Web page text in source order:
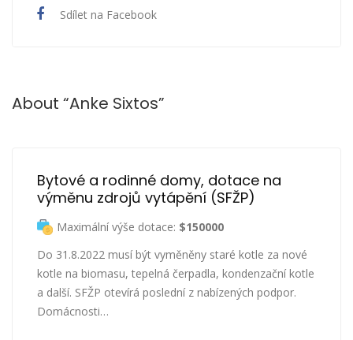
Sdílet na Facebook
About “Anke Sixtos”
Bytové a rodinné domy, dotace na
výměnu zdrojů vytápění (SFŽP)
Maximální výše dotace: $150000
Do 31.8.2022 musí být vyměněny staré kotle za nové
kotle na biomasu, tepelná čerpadla, kondenzační kotle
a další. SFŽP otevírá poslední z nabízených podpor.
Domácnosti…